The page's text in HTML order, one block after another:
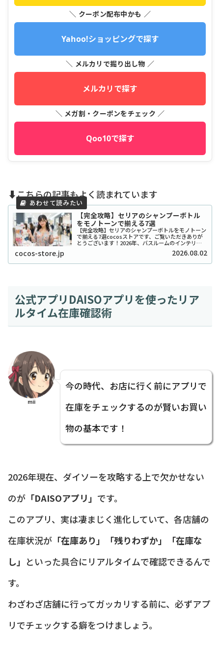
＼ クーポン配布中かも ／
Yahoo!ショッピングで探す
＼ メルカリで掘り出し物 ／
メルカリで探す
＼ メガ割・クーポンをチェック ／
Qoo10で探す
⬇️こちらの記事もよく読まれています
【完全攻略】セリアのシャンプーボトル
をモノトーンで揃える7選
【完全攻略】セリアのシャンプーボトルをモノトーン
で揃える7選cocosストアです、ご覧いただきありが
とうございます！2026年、バスルームのインテリア
をワンランク上げたいと考えているあなたに、セリア
のシャンプーボトル（モノトーン）はまさに救...
cocos-store.jp 2026.08.02
公式アプリDAISOアプリを使ったリア
ルタイム在庫確認術
mii
今の時代、お店に行く前にアプリで
在庫をチェックするのが賢いお買い
物の基本です！
2026年現在、ダイソーを攻略する上で欠かせない
のが 「DAISOアプリ」 です。
このアプリ、実は凄まじく進化していて、各店舗の
在庫状況が 「在庫あり」「残りわずか」「在庫な
し」 といった具合にリアルタイムで確認できるんで
す。
わざわざ店舗に行ってガッカリする前に、必ずアプ
リでチェックする癖をつけましょう。